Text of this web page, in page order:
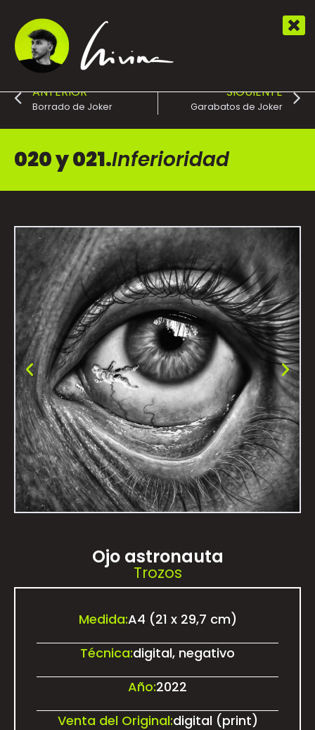
ANTERIOR
Borrado de Joker
SIGUIENTE
Garabatos de Joker
020 y 021.Inferioridad
Ojo astronauta
Trozos
Medida:A4 (21 x 29,7 cm)
Técnica:digital, negativo
Año:2022
Venta del Original:digital (print)